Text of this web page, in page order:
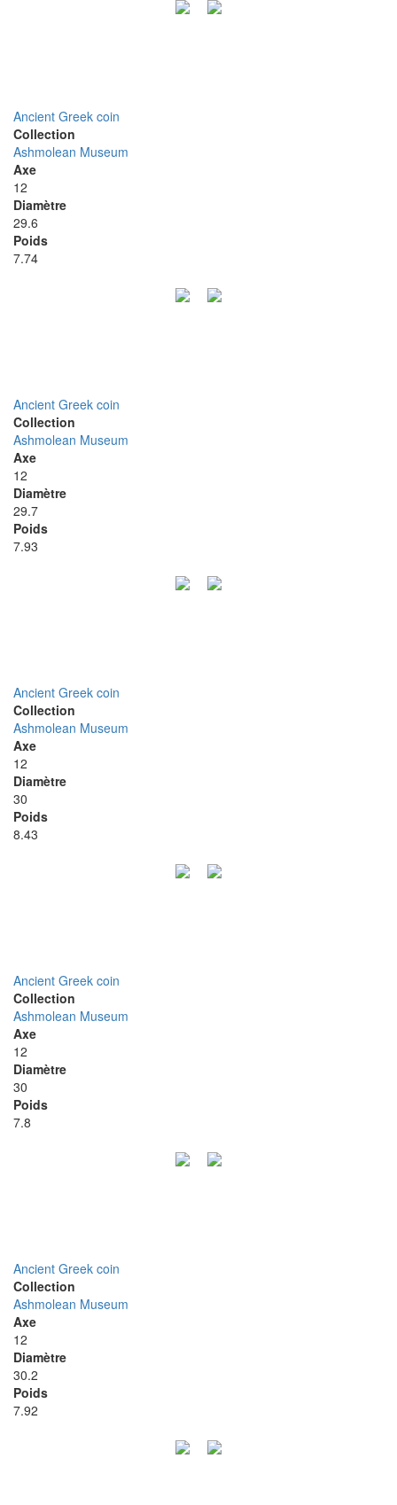
Ancient Greek coin
Collection
Ashmolean Museum
Axe
12
Diamètre
29.6
Poids
7.74
Ancient Greek coin
Collection
Ashmolean Museum
Axe
12
Diamètre
29.7
Poids
7.93
Ancient Greek coin
Collection
Ashmolean Museum
Axe
12
Diamètre
30
Poids
8.43
Ancient Greek coin
Collection
Ashmolean Museum
Axe
12
Diamètre
30
Poids
7.8
Ancient Greek coin
Collection
Ashmolean Museum
Axe
12
Diamètre
30.2
Poids
7.92